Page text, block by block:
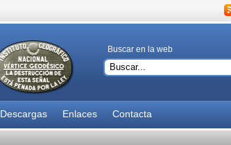
Buscar en la web
Descargas Enlaces Contacta